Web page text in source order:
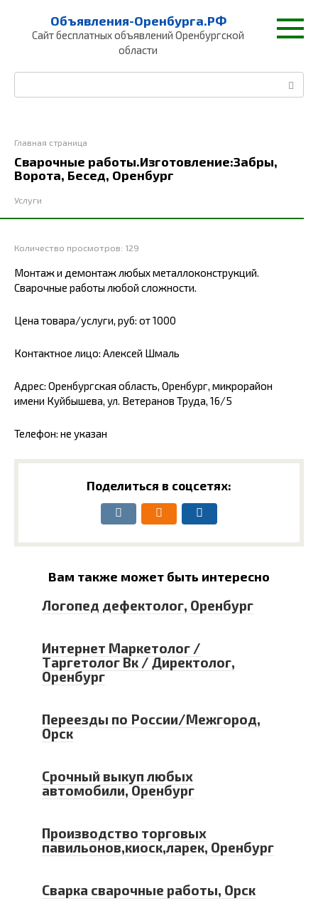
контенту
Объявления-Оренбурга.РФ
Сайт бесплатных объявлений Оренбургской
области
Главная страница
Сварочные работы.Изготовление:Забры,
Ворота, Бесед, Оренбург
Услуги
Количество просмотров: 129
Монтаж и демонтаж любых металлоконструкций.
Сварочные работы любой сложности.
Цена товара/услуги, руб: от 1000
Контактное лицо: Алексей Шмаль
Адрес: Оренбургская область, Оренбург, микрорайон
имени Куйбышева, ул. Ветеранов Труда, 16/5
Телефон: не указан
Поделиться в соцсетях:
Вам также может быть интересно
Логопед дефектолог, Оренбург
Интернет Маркетолог /
Таргетолог Вк / Директолог,
Оренбург
Переезды по России/Межгород,
Орск
Срочный выкуп любых
автомобили, Оренбург
Производство торговых
павильонов,киоск,ларек, Оренбург
Сварка сварочные работы, Орск